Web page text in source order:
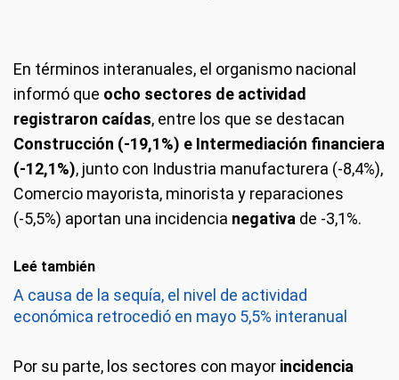
En términos interanuales, el organismo nacional
informó que ocho sectores de actividad
registraron caídas, entre los que se destacan
Construcción (-19,1%) e Intermediación financiera
(-12,1%), junto con Industria manufacturera (-8,4%),
Comercio mayorista, minorista y reparaciones
(-5,5%) aportan una incidencia negativa de -3,1%.
Leé también
A causa de la sequía, el nivel de actividad
económica retrocedió en mayo 5,5% interanual
Por su parte, los sectores con mayor incidencia